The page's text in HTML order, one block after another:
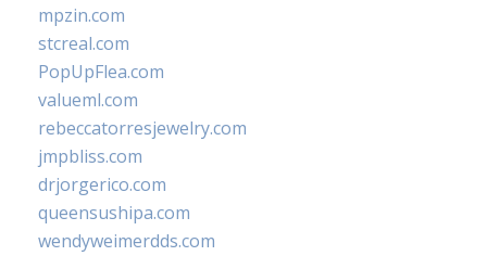
mpzin.com
stcreal.com
PopUpFlea.com
valueml.com
rebeccatorresjewelry.com
jmpbliss.com
drjorgerico.com
queensushipa.com
wendyweimerdds.com